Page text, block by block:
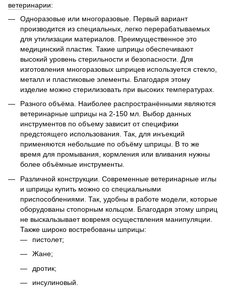
ветеринарии:
Одноразовые или многоразовые. Первый вариант
производится из специальных, легко перерабатываемых
для утилизации материалов. Преимущественное это
медицинский пластик. Такие шприцы обеспечивают
высокий уровень стерильности и безопасности. Для
изготовления многоразовых шприцев используется стекло,
металл и пластиковые элементы. Благодаря этому
изделие можно стерилизовать при высоких температурах.
Разного объёма. Наиболее распространёнными являются
ветеринарные шприцы на 2-150 мл. Выбор данных
инструментов по объему зависит от специфики
предстоящего использования. Так, для инъекций
применяются небольшие по объёму шприцы. В то же
время для промывания, кормления или вливания нужны
более объёмные инструменты.
Различной конструкции. Современные ветеринарные иглы
и шприцы купить можно со специальными
приспособлениями. Так, удобны в работе модели, которые
оборудованы стопорным кольцом. Благодаря этому шприц
не выскальзывает вовремя осуществления манипуляции.
Также широко востребованы шприцы:
пистолет;
Жане;
дротик;
инсулиновый.